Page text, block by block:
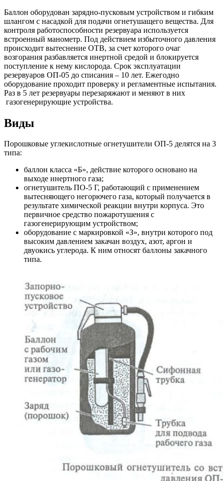
Баллон оборудован зарядно-пусковым устройством и гибким
шлангом с насадкой для подачи огнетушащего вещества. Для
контроля работоспособности резервуара используется
встроенный манометр. Под действием избыточного давления
происходит вытеснение ОТВ, за счет которого очаг
возгорания разбавляется инертной средой и блокируется
поступление к нему кислорода. Срок эксплуатации
резервуаров ОП-05 до списания – 10 лет. Ежегодно
оборудование проходит проверку и регламентные испытания.
Раз в 5 лет резервуары перезаряжают и меняют в них
газогенерирующие устройства.
Виды
Порошковые углекислотные огнетушители ОП-5 делятся на 3
типа:
баллон класса «Б», действие которого основано на
выходе инертного газа;
огнетушитель ПО-5 Г, работающий с применением
вытесняющего негорючего газа, который получается в
результате химической реакции внутри корпуса. Это
первичное средство пожаротушения с
газогенерирующим устройством;
оборудование с маркировкой «З», внутри которого под
высоким давлением закачан воздух, азот, аргон и
двуокись углерода. К ним относят баллоны закачного
типа.